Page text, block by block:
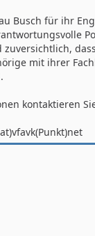
Busch für ihr
mit ihrer
kontaktieren